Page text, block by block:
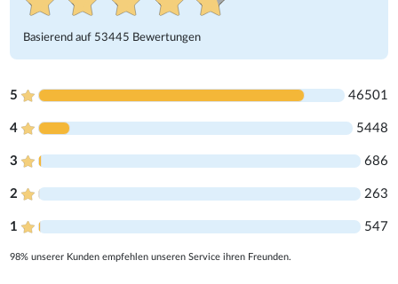
Basierend auf 53445 Bewertungen
5 46501
4 5448
3 686
2 263
1 547
98% unserer Kunden empfehlen unseren Service ihren Freunden.